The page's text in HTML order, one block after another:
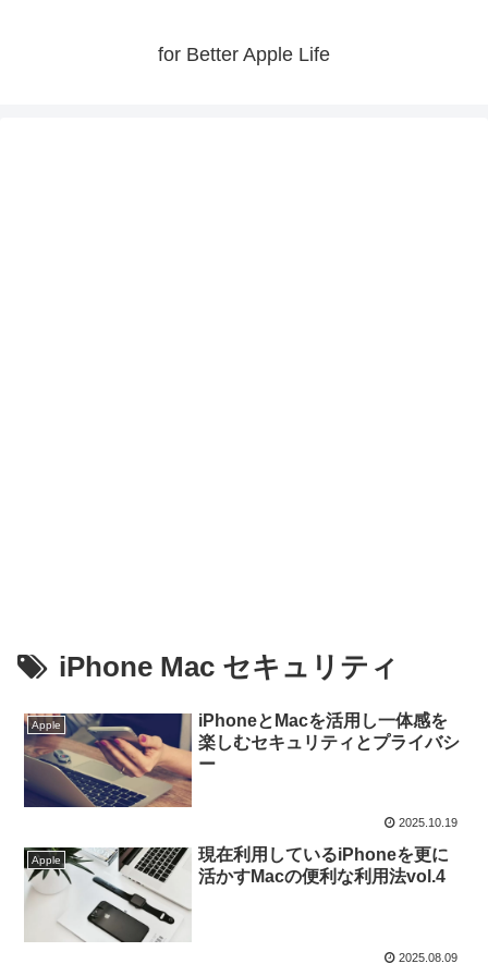
for Better Apple Life
iPhone Mac セキュリティ
Apple
iPhoneとMacを活用し一体感を
楽しむセキュリティとプライバシ
ー
2025.10.19
Apple
現在利用しているiPhoneを更に
活かすMacの便利な利用法vol.4
2025.08.09